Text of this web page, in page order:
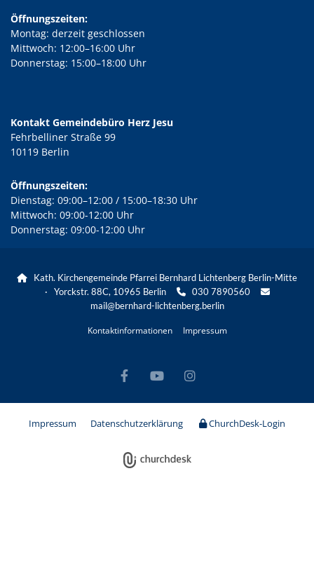
Öffnungszeiten:
Montag: derzeit geschlossen
Mittwoch: 12:00–16:00 Uhr
Donnerstag: 15:00–18:00 Uhr
Kontakt Gemeindebüro Herz Jesu
Fehrbelliner Straße 99
10119 Berlin
Öffnungszeiten:
Dienstag: 09:00–12:00 / 15:00–18:30 Uhr
Mittwoch: 09:00-12:00 Uhr
Donnerstag: 09:00-12:00 Uhr

Kath. Kirchengemeinde Pfarrei Bernhard Lichtenberg Berlin-Mitte
· Yorckstr. 88C, 10965 Berlin
030 7890560 
mail@bernhard-lichtenberg.berlin
Kontaktinformationen Impressum
Impressum Datenschutzerklärung ChurchDesk-Login